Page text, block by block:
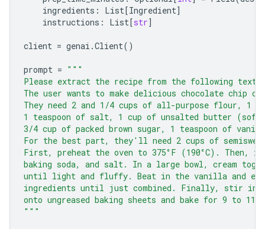
ingredients : List[Ingredient]
instructions : List[str]
client = genai .Client()
prompt = """
Please extract the recipe from the following text.
The user wants to make delicious chocolate chip
They need 2 and 1/4 cups of all-purpose flour, 1
1 teaspoon of salt, 1 cup of unsalted butter
3/4 cup of packed brown sugar, 1 teaspoon of
For the best part, they'll need 2 cups of
First, preheat the oven to 375°F (190°C). Then,
baking soda, and salt. In a large bowl, cream
until light and fluffy. Beat in the vanilla and
ingredients until just combined. Finally, stir in
onto ungreased baking sheets and bake for 9 to 11
"""